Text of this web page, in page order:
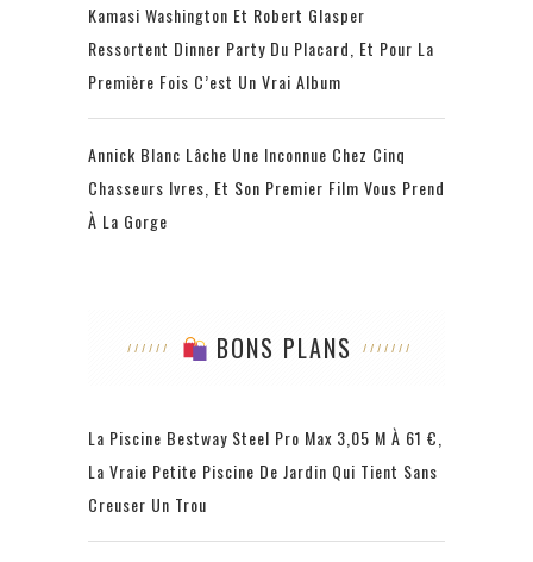
Kamasi Washington Et Robert Glasper
Ressortent Dinner Party Du Placard, Et Pour La
Première Fois C’est Un Vrai Album
Annick Blanc Lâche Une Inconnue Chez Cinq
Chasseurs Ivres, Et Son Premier Film Vous Prend
À La Gorge
BONS PLANS
La Piscine Bestway Steel Pro Max 3,05 M À 61 €,
La Vraie Petite Piscine De Jardin Qui Tient Sans
Creuser Un Trou